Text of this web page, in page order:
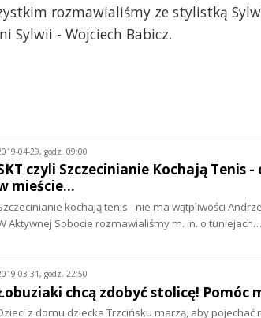
rozmawialiśmy ze stylistką
Sylwii - Wojciech Babicz.
04-29, godz. 09:00
czyli Szczecinianie Kochają Tenis
mieście...
kochają tenis - nie ma wątpliwości
Aktywnej Sobocie rozmawialiśmy m. in. o tuniejach…
03-31, godz. 22:50
chcą zdobyć stolicę! Pomóc
z domu dziecka Trzcińsku marzą, aby